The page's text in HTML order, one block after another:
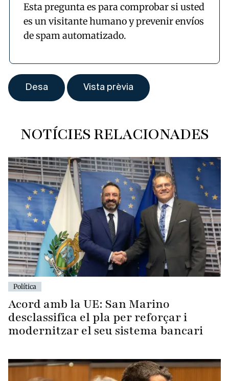
Esta pregunta es para comprobar si usted
es un visitante humano y prevenir envíos
de spam automatizado.
NOTÍCIES RELACIONADES
Política
Acord amb la UE: San Marino
desclassifica el pla per reforçar i
modernitzar el seu sistema bancari